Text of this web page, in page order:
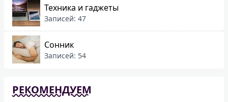
Техника и гаджеты
Записей: 47
Сонник
Записей: 54
РЕКОМЕНДУЕМ